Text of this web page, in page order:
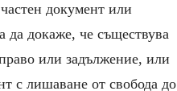
документ или
да докаже, че съществува
или задължение, или
с лишаване от свобода до